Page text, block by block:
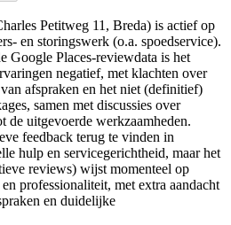
Petitweg 11, Breda) is actief op
en storingswerk (o.a. spoedservice).
Google Places-reviewdata is het
negatief, met klachten over
afspraken en het niet (definitief)
samen met discussies over
de uitgevoerde werkzaamheden.
feedback terug te vinden in
hulp en servicegerichtheid, maar het
reviews) wijst momenteel op
professionaliteit, met extra aandacht
en duidelijke